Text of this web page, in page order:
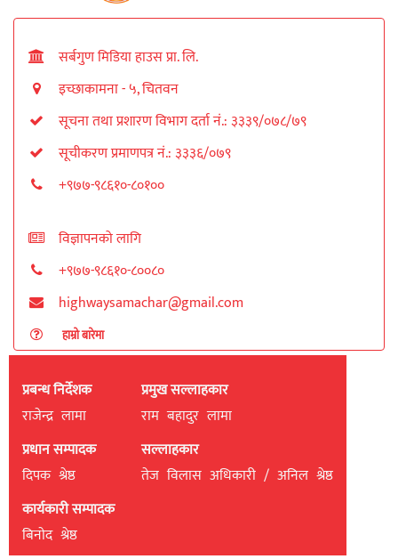
सर्बगुण मिडिया हाउस प्रा. लि.
इच्छाकामना - ५, चितवन
सूचना तथा प्रशारण विभाग दर्ता नं.: ३३३९/०७८/७९
सूचीकरण प्रमाणपत्र नं.: ३३३६/०७९
+९७७-९८६१०-८०१००
विज्ञापनको लागि
+९७७-९८६१०-८००८०
highwaysamachar@gmail.com
हाम्रो बारेमा
प्रबन्ध निर्देशक
राजेन्द्र लामा
प्रधान सम्पादक
दिपक श्रेष्ठ
कार्यकारी सम्पादक
बिनाेद श्रेष्ठ
प्रमुख सल्लाहकार
राम बहादुर लामा
सल्लाहकार
तेज विलास अधिकारी / अनिल श्रेष्ठ